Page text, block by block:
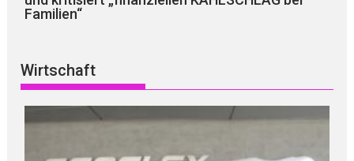
Familien“
Wirtschaft